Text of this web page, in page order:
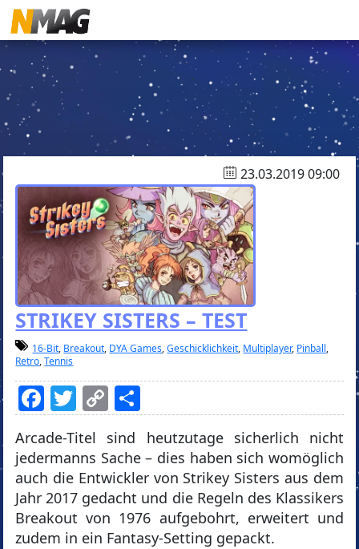
23.03.2019 09:00
STRIKEY SISTERS – TEST
16-Bit, Breakout, DYA Games,Geschicklichkeit, Multiplayer, Pinball,
Retro,Tennis
Facebook
Twitter
Copy
Link
Arcade-Titel sind heutzutage sicherlich nicht
jedermanns Sache – dies haben sich womöglich
auch die Entwickler von Strikey Sisters aus dem
Jahr 2017 gedacht und die Regeln des Klassikers
Breakout von 1976 aufgebohrt, erweitert und
zudem in ein Fantasy-Setting gepackt.